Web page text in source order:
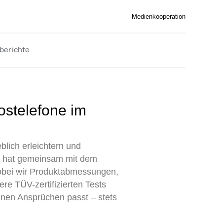
Medienkooperation
erleichtern und
gemeinsam mit dem
wir Produktabmessungen,
TÜV-zertifizierten Tests
Ansprüchen passt – stets